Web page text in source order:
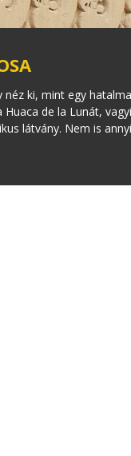
néz ki, mint egy
de la Lunát,
látvány. Nem is